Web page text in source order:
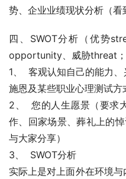
势、企业业绩现状分析（看
四、SWOT分析（优势
opportunity、威胁threat；
1、  客观认知自己的能力
施恩及某些职业心理测试方
2、  您的人生愿景（要求
作、回家场景、葬礼上的
与大家分享）
3、  SWOT分析
实际上是对上面外在环境